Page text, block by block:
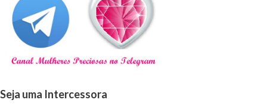
Seja uma Intercessora